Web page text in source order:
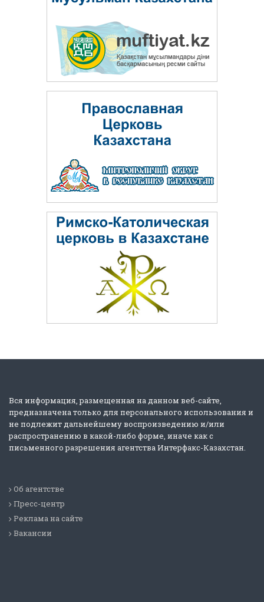
Вся информация, размещенная на данном веб-сайте,
предназначена только для персонального использования и
не подлежит дальнейшему воспроизведению и/или
распространению в какой-либо форме, иначе как с
письменного разрешения агентства Интерфакс-Казахстан.
Об агентстве
Пресс-центр
Реклама на сайте
Вакансии